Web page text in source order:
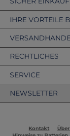
IHRE VORTEILE
RECHTLICHES
SERVICE
NEWSLETTER
Kontakt